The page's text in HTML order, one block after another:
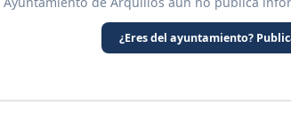
¿Eres del ayuntamiento?